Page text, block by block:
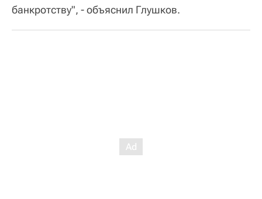
банкротству", - объяснил Глушков.